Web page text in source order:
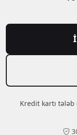
Kredit kartı